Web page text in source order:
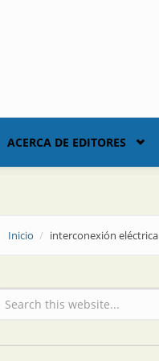
ACERCA DE EDITORES
Inicio interconexión eléctrica
Formulario de búsqueda